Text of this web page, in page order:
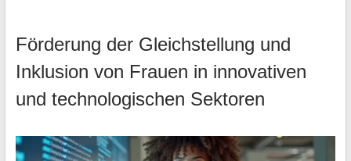
Förderung der Gleichstellung und
Inklusion von Frauen in innovativen
und technologischen Sektoren